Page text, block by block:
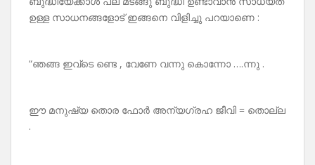
ഉള്ള സാധനങ്ങളോട് ഇങ്ങനെ വിളിച്ചു പറയാണെ :
“ഞങ്ങ ഇവ്ടെ ണ്ടെ , വേണേ വന്നു കൊന്നോ ….ന്നു .
ഈ മനുഷ്യ തൊര ഫോർ അന്യഗ്രഹ ജീവി = തൊല്ല
.